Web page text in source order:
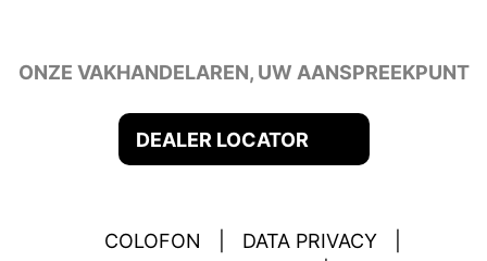
ONZE VAKHANDELAREN, UW AANSPREEKPUNT
DEALER LOCATOR
COLOFON DATA PRIVACY